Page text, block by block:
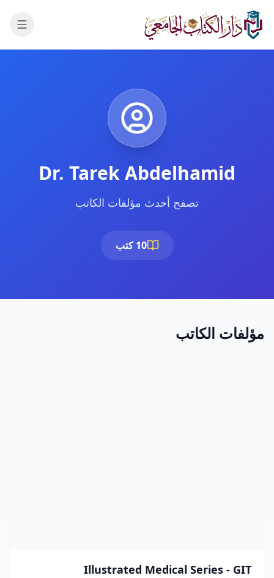
Dr. Tarek Abdelhamid
تصفح أحدث مؤلفات الكاتب
10 كتب
مؤلفات الكاتب
Illustrated Medical Series - GIT